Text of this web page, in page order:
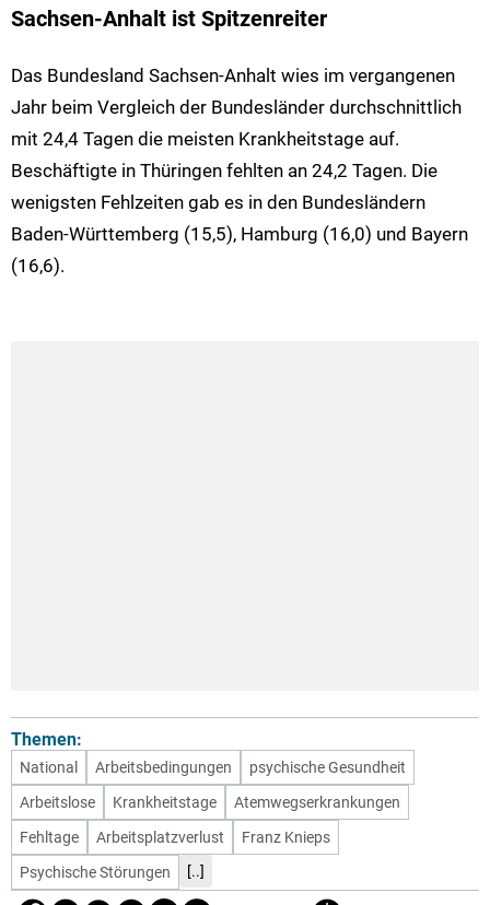
Sachsen-Anhalt ist Spitzenreiter
Das Bundesland Sachsen-Anhalt wies im vergangenen
Jahr beim Vergleich der Bundesländer durchschnittlich
mit 24,4 Tagen die meisten Krankheitstage auf.
Beschäftigte in Thüringen fehlten an 24,2 Tagen. Die
wenigsten Fehlzeiten gab es in den Bundesländern
Baden-Württemberg (15,5), Hamburg (16,0) und Bayern
(16,6).
Themen:
National Arbeitsbedingungen
psychische Gesundheit
Arbeitslose
Krankheitstage
Atemwegserkrankungen
Fehltage
Arbeitsplatzverlust
Franz Knieps
Psychische Störungen
[..]